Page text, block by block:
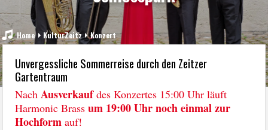
Home KulturZeitz Konzert
Unvergessliche Sommerreise durch den Zeitzer
Gartentraum
NachAusverkaufdes Konzertes 15:00 Uhr läuft
Harmonic Brassum 19:00 Uhr noch einmal zur
Hochform auf!